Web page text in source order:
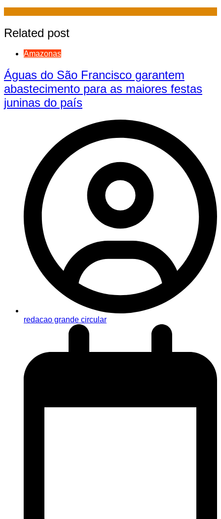
Related post
Amazonas
Águas do São Francisco garantem
abastecimento para as maiores festas
juninas do país
redacao grande circular